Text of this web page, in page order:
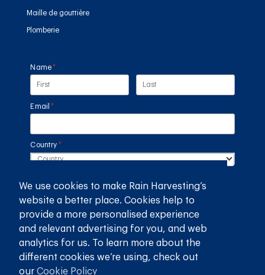
Maille de gouttière
Plomberie
Name*
(required)
Email *
(required)
Country *(required)
SUBMIT
GET THE RAIN HARVESTING™ APP
We use cookies to make Rain Harvesting’s
website a better place. Cookies help to
provide a more personalised experience
and relevant advertising for you, and web
analytics for us. To learn more about the
different cookies we’re using, check out
our Cookie Policy